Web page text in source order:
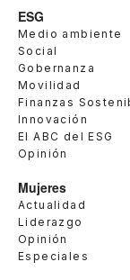
ESG
Medio ambiente
Social
Gobernanza
Movilidad
Finanzas
Innovación
El ABC del ESG
Opinión
Mujeres
Actualidad
Liderazgo
Opinión
Especiales